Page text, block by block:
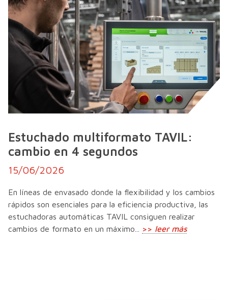
Estuchado multiformato TAVIL:
cambio en 4 segundos
15/06/2026
En líneas de envasado donde la flexibilidad y los cambios
rápidos son esenciales para la eficiencia productiva, las
estuchadoras automáticas TAVIL consiguen realizar
cambios de formato en un máximo...
>> leer más